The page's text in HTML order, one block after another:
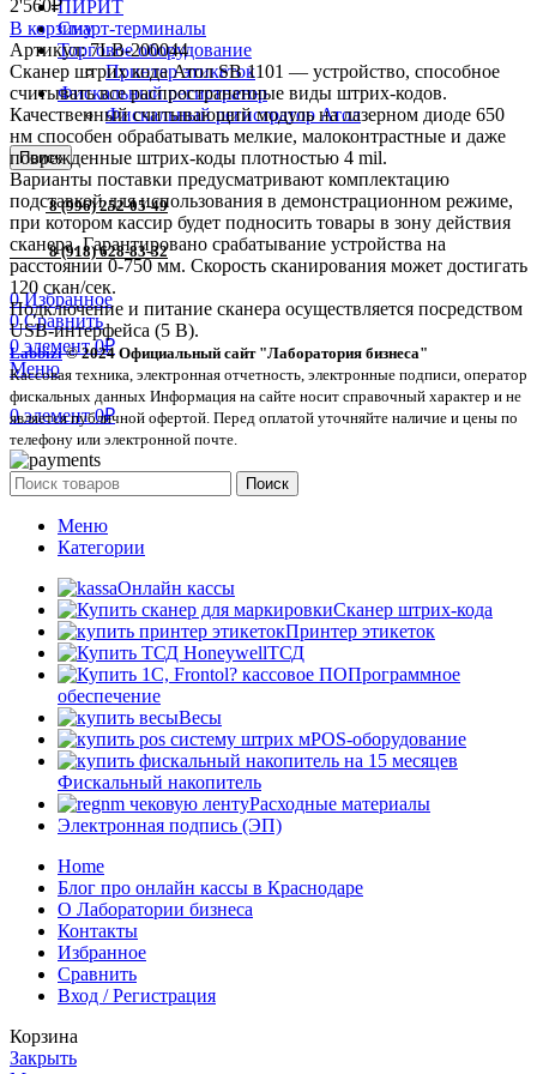
ПИРИТ
Смарт-терминалы
Торговое оборудование
Принтер этикеток
Фискальный регистратор
Фискальный регистратор Атол
Поиск
8 (996) 252-05-49
8 (918) 628-83-32
0Избранное
0 Сравнить
0 элемент 0₽
Меню
0элемент 0₽
2'560₽
В корзину
Артикул:7LB-200044
Сканер штрих кода Атол SB 1101 — устройство, способное
считывать все распространенные виды штрих-кодов.
Качественный считывающий модуль на лазерном диоде 650
нм способен обрабатывать мелкие, малоконтрастные и даже
поврежденные штрих-коды плотностью 4 mil.
Варианты поставки предусматривают комплектацию
подставкой для использования в демонстрационном режиме,
при котором кассир будет подносить товары в зону действия
сканера. Гарантировано срабатывание устройства на
расстоянии 0-750 мм. Скорость сканирования может достигать
120 скан/сек.
Подключение и питание сканера осуществляется посредством
USB-интерфейса (5 В).
Labbizi © 2024 Официальный сайт "Лаборатория бизнеса"
Кассовая техника, электронная отчетность, электронные подписи, оператор
фискальных данных Информация на сайте носит справочный характер и не
является публичной офертой. Перед оплатой уточняйте наличие и цены по
телефону или электронной почте.
Поиск
Меню
Категории
Онлайн кассы
Сканер штрих-кода
Принтер этикеток
ТСД
Программное
обеспечение
Весы
POS-оборудование
Фискальный накопитель
Расходные материалы
Электронная подпись (ЭП)
Home
Блог про онлайн кассы в Краснодаре
О Лаборатории бизнеса
Контакты
Избранное
Сравнить
Вход / Регистрация
Корзина
Закрыть